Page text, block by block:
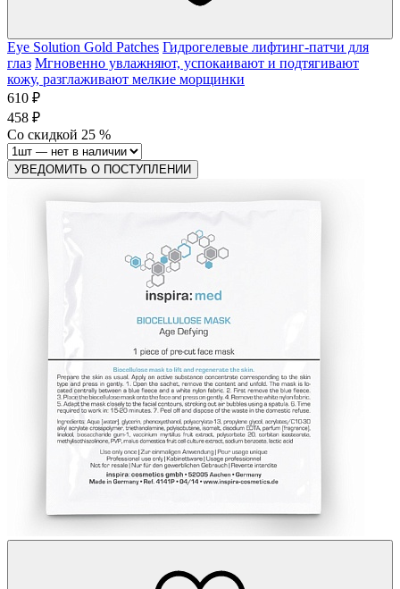
Eye Solution Gold Patches Гидрогелевые лифтинг-патчи для
глаз Мгновенно увлажняют, успокаивают и подтягивают
кожу, разглаживают мелкие морщинки
610 ₽
458 ₽
Со скидкой 25 %
УВЕДОМИТЬ О ПОСТУПЛЕНИИ